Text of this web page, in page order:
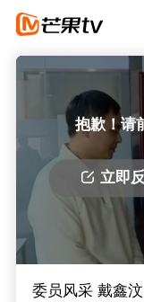
抱歉！请
立即
委员风采 戴鑫